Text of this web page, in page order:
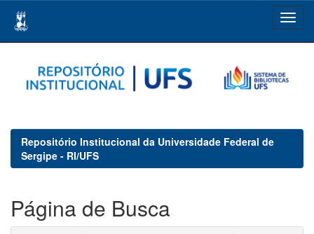
navigation
Repositório Institucional da Universidade Federal de
Sergipe - RI/UFS
Página de Busca